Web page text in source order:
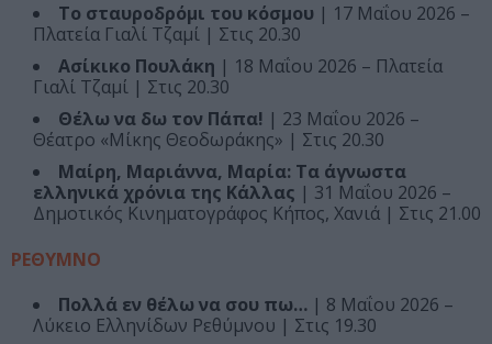
Το σταυροδρόμι του κόσμου | 17 Μαΐου 2026 –
Πλατεία Γιαλί Τζαμί | Στις 20.30
Ασίκικο Πουλάκη | 18 Μαΐου 2026 – Πλατεία
Γιαλί Τζαμί | Στις 20.30
Θέλω να δω τον Πάπα! | 23 Μαΐου 2026 –
Θέατρο «Μίκης Θεοδωράκης» | Στις 20.30
Μαίρη, Μαριάννα, Μαρία: Τα άγνωστα
ελληνικά χρόνια της Κάλλας | 31 Μαΐου 2026 –
Δημοτικός Κινηματογράφος Κήπος, Χανιά | Στις 21.00
ΡΕΘΥΜΝΟ
Πολλά εν θέλω να σου πω… | 8 Μαΐου 2026 –
Λύκειο Ελληνίδων Ρεθύμνου | Στις 19.30